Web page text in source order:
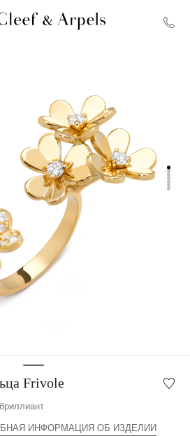
Arpels
Frivole
Мой
ИНФОРМАЦИЯ ОБ ИЗДЕЛИИ